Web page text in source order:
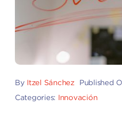
By Itzel Sánchez
Published
Categories: Innovación